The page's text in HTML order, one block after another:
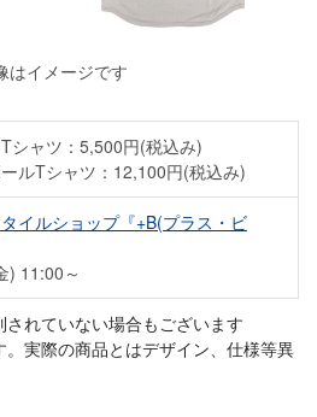
はイメージです
シャツ：5,500円(税込み)
ルTシャツ：12,100円(税込み)
イルショップ『+B(プラス・ビ
) 11:00～
れていない場合もございます
実際の商品とはデザイン、仕様等異